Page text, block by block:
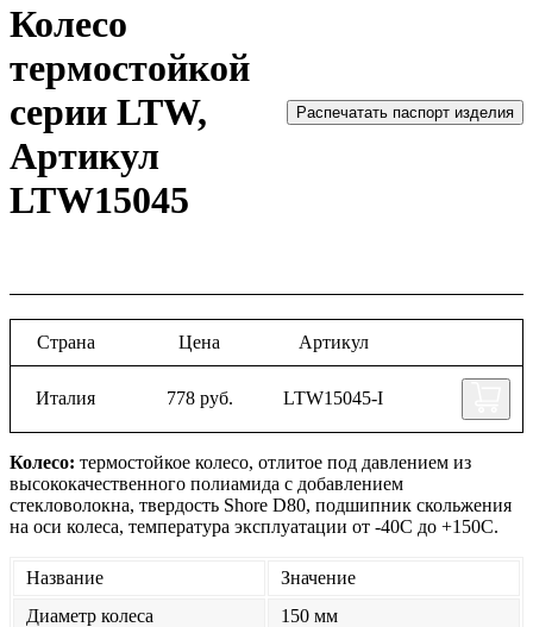
Колесо
термостойкой
серии LTW,
Артикул
LTW15045
Распечатать паспорт изделия
Колесо: термостойкое колесо, отлитое под давлением из
высококачественного полиамида с добавлением
стекловолокна, твердость Shore D80, подшипник скольжения
на оси колеса, температура эксплуатации от -40С до +150С.
Название
Значение
Диаметр колеса
150 мм
Страна Цена Артикул
Италия 778 руб. LTW15045-I